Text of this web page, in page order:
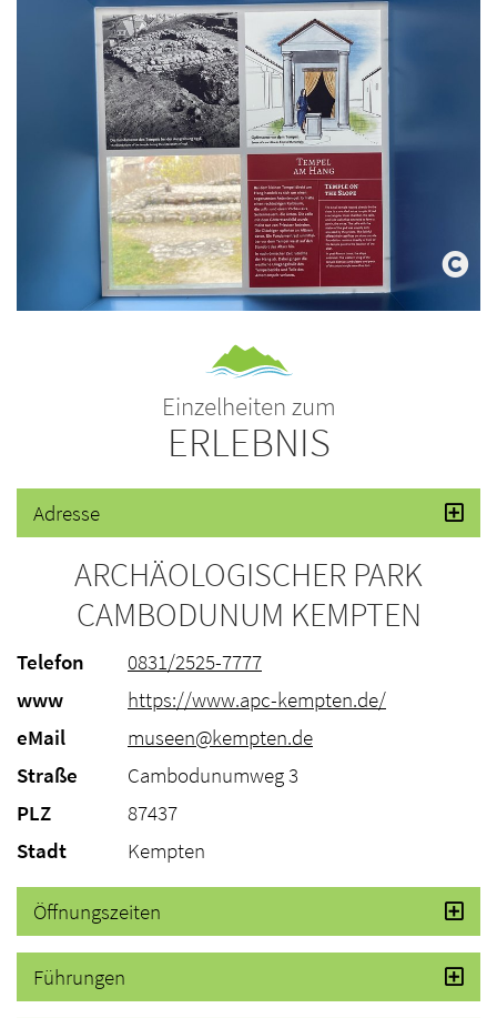
Einzelheiten zum
ERLEBNIS
Adresse
ARCHÄOLOGISCHER PARK
CAMBODUNUM KEMPTEN
Telefon
0831/2525-7777
www
https://www.apc-kempten.de/
eMail
museen@kempten.de
Straße
Cambodunumweg 3
PLZ
87437
Stadt
Kempten
Öffnungszeiten
Führungen